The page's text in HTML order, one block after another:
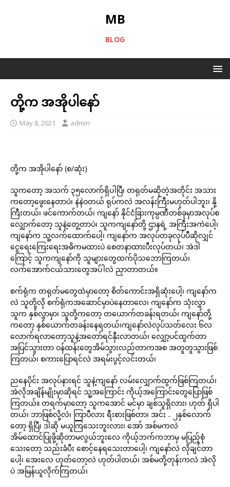
MB
BLOG
တို့က အအိုပါနော်
May 8, 2021 admin
တို့က အအိုပါနော် (စ/ဆုံး)
သူကတော့ အသက် ၃၅လောက်ရှိပါပြီ၊ တရုတ်မဆိုတဲ့အတိုင်း အသား
ကတော့ဖွေးနေတာပဲ၊ နဲနဲဝတယ် ရုပ်ကလဲ အလန်းကြီးမဟုတ်ပါဘူး၊ နို့
ကြီးတယ်၊ ဖင်ကောက်တယ်၊ ကျနော် နိုင်ငံခြားကုမ္ပဏီတစ်ခုမှာအလုပ်စ
လျှောက်တော့ သူနဲ့တွေ့တာပဲ၊ သူကကျနော်တို့ ဌာနရဲ့ အကြီးအကဲပေါ့၊
ကျနော်က သူ့လက်ထောက်ပေါ့၊ ကျနော်က အလုပ်တခုလုပ်ပီဆိုလျှင်
ငွေရေးကြေးရေးအဓိကမထားပဲ စေတနာထားပီးလုပ်တယ်၊ အဲဒါ
ကြောင့် သူကကျနော်ကို သူများတွေထက်ပိုသဘောကြတယ်၊
လက်အောက်ငယ်သားတွေအပ်ါလဲ ညှာတာတယ်။
စက်ရုံက တရုတ်မတွေထဲမှာတော့ စိတ်ကောင်းအရှိဆုံးပေါ့၊ ကျနော်က
လဲ သူတို့လို စက်ရုံကအဆောင်မှာပဲနေတာလေ၊ ကျနော်က သုံးလွှာ
သူက နှစ်လွှာမှာ၊ သူတို့ကတော့ တယောက်တခန်းရတယ်၊ ကျနော်တို့
ကတော့ နှစ်ယောက်တခန်းနေရတယ်၊ကျနော်လဲလုပ်သတ်လေး ၆လ
လောက်ရလာတော့သူနဲ့အတော်ရင်နှီးလာတယ်၊ လျှော့ပင်ထွက်တာ
အပြင်သွားတာ ဝန်ထန်းတွေအိမ်သွားလည်တာကအစ အတူတူသွားဖြစ်
ကြတယ်၊ စကားပြောရင်လဲ အရမ်းပွင့်လင်းတယ်၊
ညနေပိုင်း အလုပ်နားရင် သူနဲ့ကျနော် လမ်းလျှောက်ထွက်ဖြစ်ကြတယ်၊
အဲလိုအချိန်မျိုးမှာဆိုရင် သူ့အကြောင်း ကိုယ့်အကြောင်းတွေပြောဖြစ်
ကြတယ်။ တရက်မှာတော့ သူကအောင် မင်မှာ ချစ်သူရှိလား၊ ဟုတ် ရှိပါ
တယ်၊ ဘာဖြစ်လို့လဲ၊ ကြာပီလား ရီးစားဖြစ်တာ၊ အင်း .. ၂နှစ်လောက်
တော့ ရှိပြီ၊ ဒါဆို မယူကြသေးဘူးလား၊ အော် အစ်မကလဲ
အိမ်ထောင်ပြုဖို့ဆိုတာမလွယ်ဘူးလေ ကိုယ့်ဘက်ကဘာမှ မပြည့်စုံ
သေးတော့ သည်းခံပီး စောင့်နေရသေးတာပေါ့၊ ကျနော်လဲ လိုချင်တာ
ပေါ့၊ အေးလေ ဟုတ်တော့လဲ ဟုတ်ပါတယ်၊ အစ်မတို့တုန်းကလဲ အဲလို
ပဲ အမြန်ယူလိုက်ကြတယ်၊